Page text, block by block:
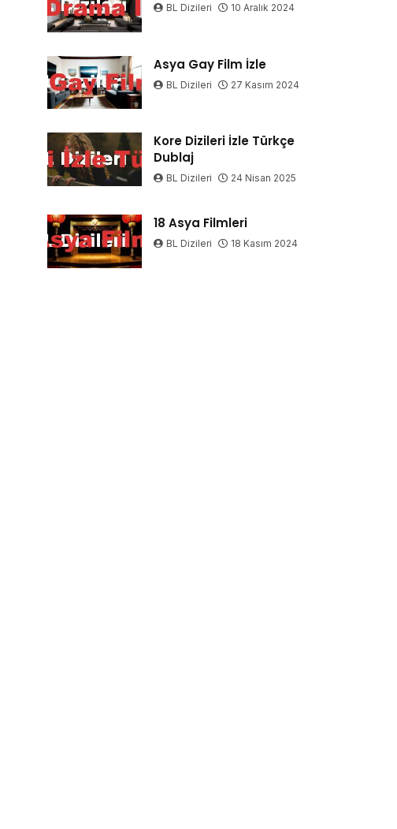
BL Dizileri 10 Aralık 2024
Asya Gay Film İzle
BL Dizileri 27 Kasım 2024
Kore Dizileri İzle Türkçe
Dublaj
BL Dizileri 24 Nisan 2025
18 Asya Filmleri
BL Dizileri 18 Kasım 2024